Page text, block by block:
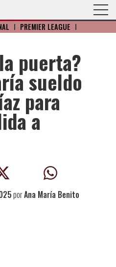
I PREMIER LEAGUE I
puerta?
sueldo
para
a
porAna María Benito